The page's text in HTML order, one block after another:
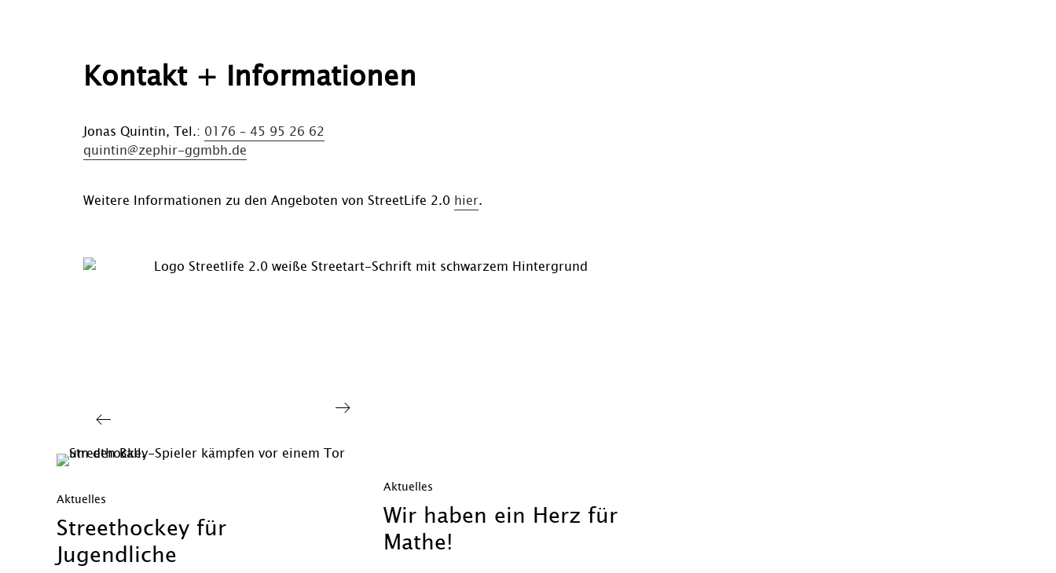
Kontakt + Informationen
Jonas Quintin, Tel.: 0176 – 45 95 26 62
quintin@zephir-ggmbh.de
Weitere Informationen zu den Angeboten von StreetLife 2.0 hier.
Aktuelles
Streethockey für
Jugendliche
Aktuelles
Wir haben ein Herz für
Mathe!